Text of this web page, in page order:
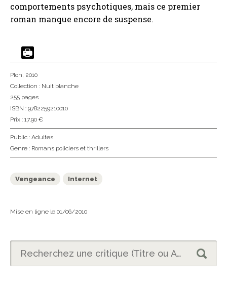
comportements psychotiques, mais ce premier
roman manque encore de suspense.
Plon, 2010
Collection : Nuit blanche
255 pages
ISBN : 9782259210010
Prix : 17,90 €
Public : Adultes
Genre : Romans policiers et thrillers
Vengeance Internet
Mise en ligne le 01/06/2010